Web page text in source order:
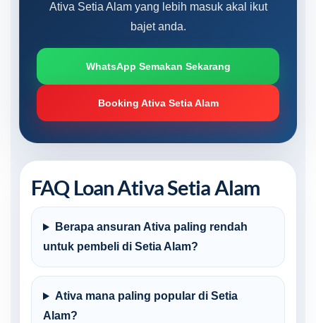
Ativa Setia Alam yang lebih masuk akal ikut
bajet anda.
WhatsApp Semakan Sekarang
Booking Ativa Setia Alam
FAQ Loan Ativa Setia Alam
Berapa ansuran Ativa paling rendah
untuk pembeli di Setia Alam?
Ativa mana paling popular di Setia
Alam?